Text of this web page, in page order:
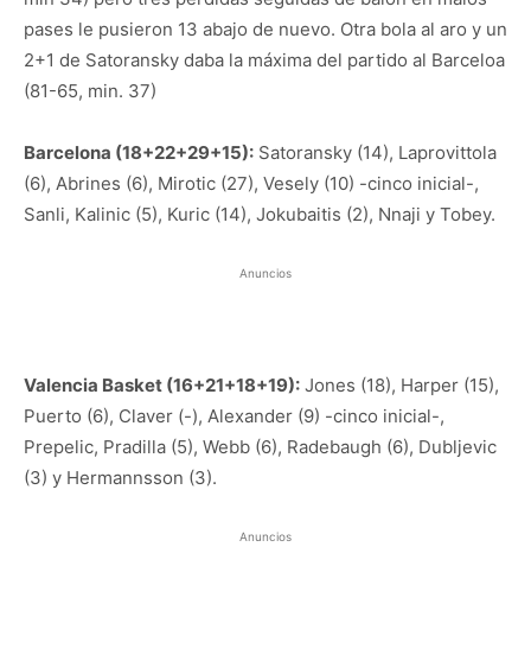
pases le pusieron 13 abajo de nuevo. Otra bola al aro y un
2+1 de Satoransky daba la máxima del partido al Barceloa
(81-65, min. 37)
Barcelona (18+22+29+15): Satoransky (14), Laprovittola
(6), Abrines (6), Mirotic (27), Vesely (10) -cinco inicial-,
Sanli, Kalinic (5), Kuric (14), Jokubaitis (2), Nnaji y Tobey.
Anuncios
Valencia Basket (16+21+18+19): Jones (18), Harper (15),
Puerto (6), Claver (-), Alexander (9) -cinco inicial-,
Prepelic, Pradilla (5), Webb (6), Radebaugh (6), Dubljevic
(3) y Hermannsson (3).
Anuncios